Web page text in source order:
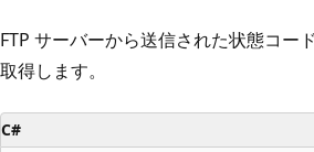
FTP サーバーから送信された状態コー
取得します。
C#